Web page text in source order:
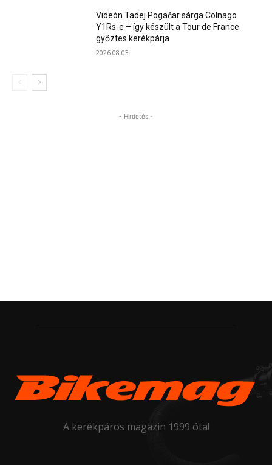
Videón Tadej Pogačar sárga Colnago
Y1Rs-e – így készült a Tour de France
győztes kerékpárja
2026.08.03.
- Hirdetés -
A kerékpáros magazin 1999 óta!